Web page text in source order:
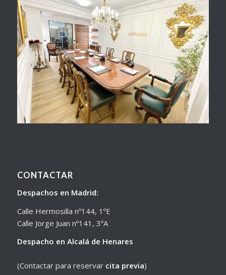
CONTACTAR
Despachos en Madrid:
Calle Hermosilla nº144, 1ºE
Calle Jorge Juan nº141, 3ºA
Despacho en Alcalá de Henares
(Contactar para reservar cita previa)